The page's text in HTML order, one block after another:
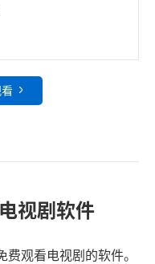
视剧软件
观看电视剧的软件。